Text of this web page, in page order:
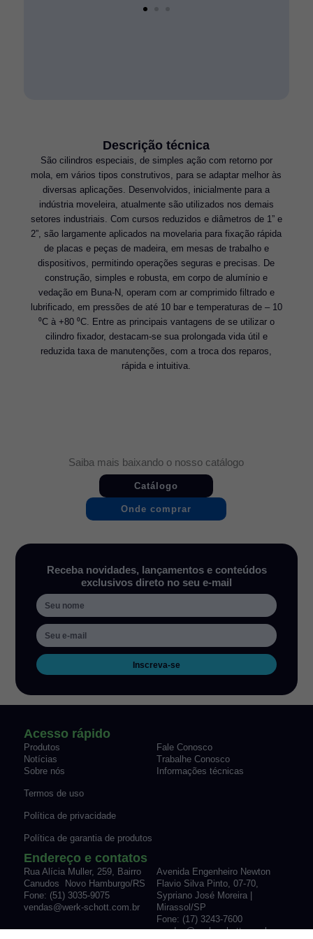
Descrição técnica
São cilindros especiais, de simples ação com retorno por
mola, em vários tipos construtivos, para se adaptar melhor às
diversas aplicações. Desenvolvidos, inicialmente para a
indústria moveleira, atualmente são utilizados nos demais
setores industriais. Com cursos reduzidos e diâmetros de 1” e
2”, são largamente aplicados na movelaria para fixação rápida
de placas e peças de madeira, em mesas de trabalho e
dispositivos, permitindo operações seguras e precisas. De
construção, simples e robusta, em corpo de alumínio e
vedação em Buna-N, operam com ar comprimido filtrado e
lubrificado, em pressões de até 10 bar e temperaturas de – 10
⁰C à +80 ⁰C. Entre as principais vantagens de se utilizar o
cilindro fixador, destacam-se sua prolongada vida útil e
reduzida taxa de manutenções, com a troca dos reparos,
rápida e intuitiva.
Saiba mais baixando o nosso catálogo
Catálogo
Onde comprar
Receba novidades, lançamentos e conteúdos
exclusivos direto no seu e-mail
Inscreva-se
Acesso rápido
Produtos
Fale Conosco
Notícias
Trabalhe Conosco
Sobre nós
Informações técnicas
Termos de uso
Política de privacidade
Política de garantia de produtos
Endereço e contatos
Rua Alícia Muller, 259, Bairro
Canudos Novo Hamburgo/RS
Fone: (51) 3035-9075
vendas@werk-schott.com.br
Avenida Engenheiro Newton
Flavio Silva Pinto, 07-70,
Sypriano José Moreira |
Mirassol/SP
Fone: (17) 3243-7600
vendas@werk-schott.com.br